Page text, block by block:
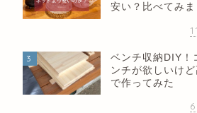
安い？比べてみま
3
ベンチ収納DIY！
ンチが欲しいけ
で作ってみた